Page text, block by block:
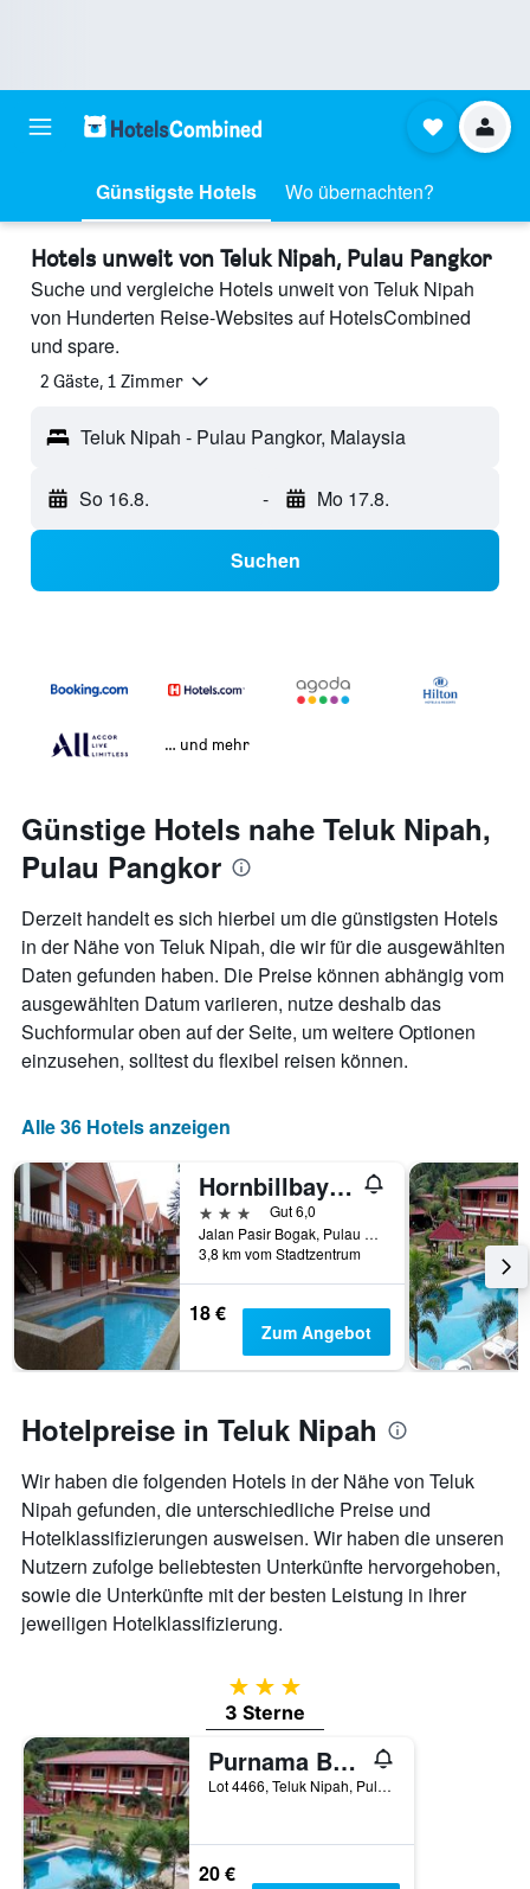
Günstigste Hotels Wo übernachten?
Hotels unweit von Teluk Nipah, Pulau Pangkor
Suche und vergleiche Hotels unweit von Teluk Nipah
von Hunderten Reise-Websites auf HotelsCombined
und spare.
2 Gäste, 1 Zimmer
Teluk Nipah - Pulau Pangkor, Malaysia
So 16.8. - Mo 17.8.
Suchen
… und mehr
Günstige Hotels nahe Teluk Nipah,
Pulau Pangkor
Derzeit handelt es sich hierbei um die günstigsten Hotels
in der Nähe von Teluk Nipah, die wir für die ausgewählten
Daten gefunden haben. Die Preise können abhängig vom
ausgewählten Datum variieren, nutze deshalb das
Suchformular oben auf der Seite, um weitere Optionen
einzusehen, solltest du flexibel reisen können.
Alle 36 Hotels anzeigen
Hornbillbay Beach Resort
3 Sterne
Gut 6,0
Jalan Pasir Bogak, Pulau Pangkor, Malaysia
3,8 km vom Stadtzentrum
18 €
Zum Angebot
Hotelpreise in Teluk Nipah
Wir haben die folgenden Hotels in der Nähe von Teluk
Nipah gefunden, die unterschiedliche Preise und
Hotelklassifizierungen ausweisen. Wir haben die unseren
Nutzern zufolge beliebtesten Unterkünfte hervorgehoben,
sowie die Unterkünfte mit der besten Leistung in ihrer
jeweiligen Hotelklassifizierung.
3 Sterne
3 Sterne
Purnama Beach Resort
Lot 4466, Teluk Nipah, Pulau Pangkor, Malaysia
20 €